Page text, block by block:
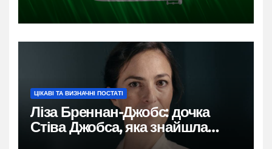
ЦІКАВІ ТА ВИЗНАЧНІ ПОСТАТІ
Ліза Бреннан-Джобс: дочка
Стіва Джобса, яка знайшла
власний голос